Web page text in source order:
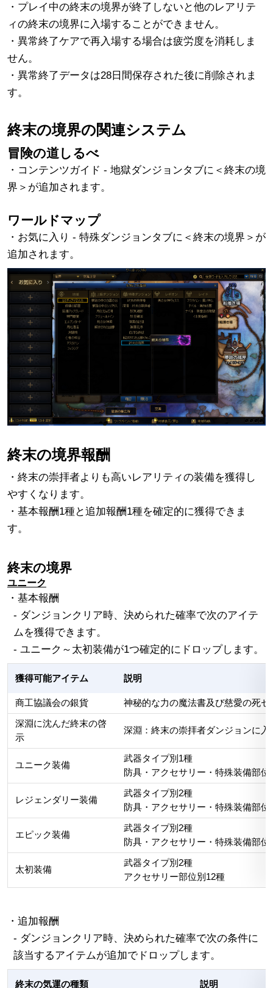
・プレイ中の終末の境界が終了しないと他のレアリテ
ィの終末の境界に入場することができません。
・異常終了ケアで再入場する場合は疲労度を消耗しま
せん。
・異常終了データは28日間保存された後に削除されま
す。
終末の境界の関連システム
冒険の道しるべ
・コンテンツガイド - 地獄ダンジョンタブに＜終末の境
界＞が追加されます。
ワールドマップ
・お気に入り - 特殊ダンジョンタブに＜終末の境界＞が
追加されます。
終末の境界報酬
・終末の崇拝者よりも高いレアリティの装備を獲得し
やすくなります。
・基本報酬1種と追加報酬1種を確定的に獲得できま
す。
終末の境界
ユニーク
・基本報酬
- ダンジョンクリア時、決められた確率で次のアイテ
ムを獲得できます。
- ユニーク～太初装備が1つ確定的にドロップします。
獲得可能アイテム 説明
商工協議会の銀貨 神秘的な力の魔法書及び慈愛の死
深淵に沈んだ終末の啓
示
深淵：終末の崇拝者ダンジョンに
ユニーク装備
武器タイプ別1種
防具・アクセサリー・特殊装備部位
レジェンダリー装備
武器タイプ別2種
防具・アクセサリー・特殊装備部位
エピック装備
武器タイプ別2種
防具・アクセサリー・特殊装備部位
太初装備
武器タイプ別2種
アクセサリー部位別12種
・追加報酬
- ダンジョンクリア時、決められた確率で次の条件に
該当するアイテムが追加でドロップします。
終末の気運の種類 説明